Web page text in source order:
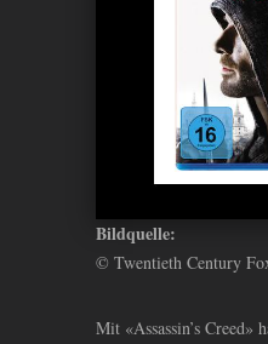
Bildquelle:
© Twentieth Century
Mit «Assassin’s Creed»